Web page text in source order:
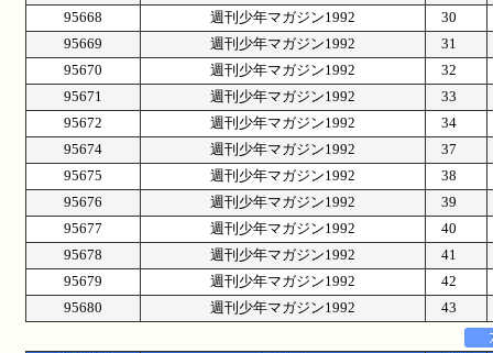
95668
週刊少年マガジン1992
30
95669
週刊少年マガジン1992
31
95670
週刊少年マガジン1992
32
95671
週刊少年マガジン1992
33
95672
週刊少年マガジン1992
34
95674
週刊少年マガジン1992
37
95675
週刊少年マガジン1992
38
95676
週刊少年マガジン1992
39
95677
週刊少年マガジン1992
40
95678
週刊少年マガジン1992
41
95679
週刊少年マガジン1992
42
95680
週刊少年マガジン1992 43